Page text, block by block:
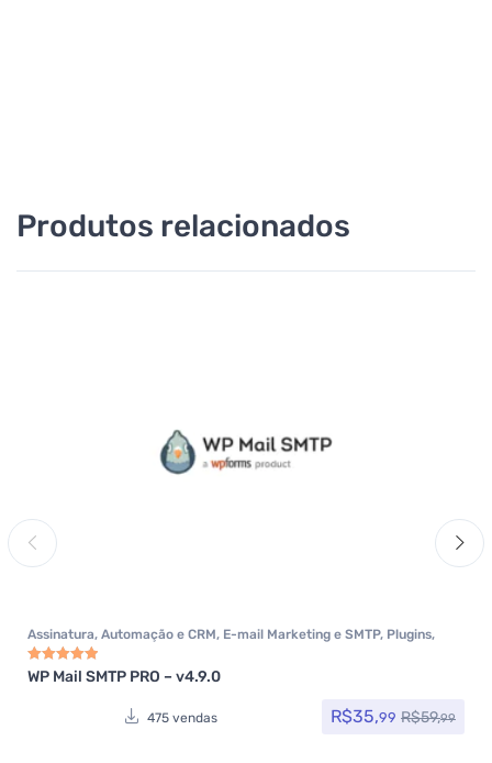
Produtos relacionados
Assinatura, Automação e CRM, E-mail Marketing e SMTP, Plugins,
Todos os itens
WP Mail SMTP PRO – v4.9.0
475 vendas R$35,99 R$59,99